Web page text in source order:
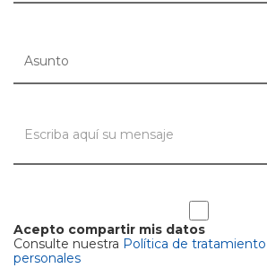
Acepto compartir mis datos
Consulte nuestra Política de
personales